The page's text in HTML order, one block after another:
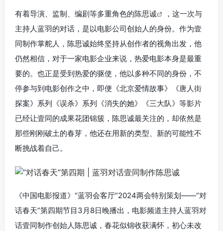
有着导演、监制、编剧等多重角色的陈思诚
，这一次与
主持人蓝羽的对话，是以电影公司创始人的身份。作为壹
同制作掌舵人，陈思诚始终坚持从创作者的视角出发，他
仍然相信，对于一家电影企业来说，热爱电影本身是最重
要的。也正是受到热爱的驱使，他以多种不同的身份，不
停参与到电影创作之中，即便《北京爱情故事》《唐人街
探案》系列《误杀》系列《消失的她》《三大队》等影片
已经让壹同的成果花团锦簇，陈思诚最关注的，却依然是
那些刚刚破土的春芽，他还在用新的类型、新的可能性不
断挑战着自己。
《中国电影报道》“蓝羽会客厅”2024两会特别策划——“对
话春天”第四期节目3月8日晚播出，电影频道主持人蓝羽对
话壹同制作创始人陈思诚，春花似锦收获满怀，初心未改